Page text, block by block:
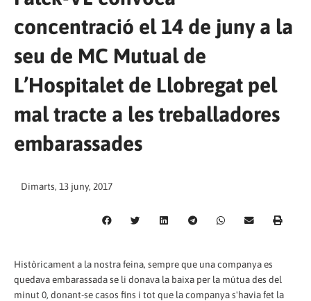
concentració el 14 de juny a la
seu de MC Mutual de
L’Hospitalet de Llobregat pel
mal tracte a les treballadores
embarassades
Dimarts, 13 juny, 2017
Històricament a la nostra feina, sempre que una companya es
quedava embarassada se li donava la baixa per la mútua des del
minut 0, donant-se casos fins i tot que la companya s'havia fet la